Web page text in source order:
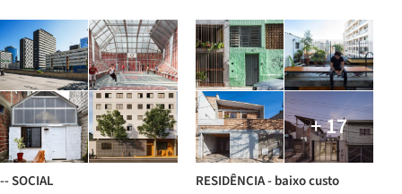
-- SOCIAL
+ 17
RESIDÊNCIA - baixo custo